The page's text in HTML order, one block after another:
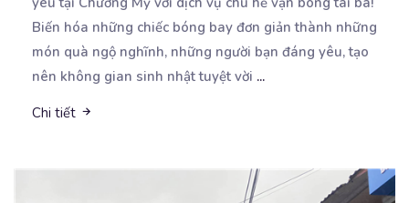
Biến hóa những chiếc bóng bay đơn giản thành những
món quà ngộ nghĩnh, những người bạn đáng yêu, tạo
nên không gian sinh nhật tuyệt vời ...
Chi tiết